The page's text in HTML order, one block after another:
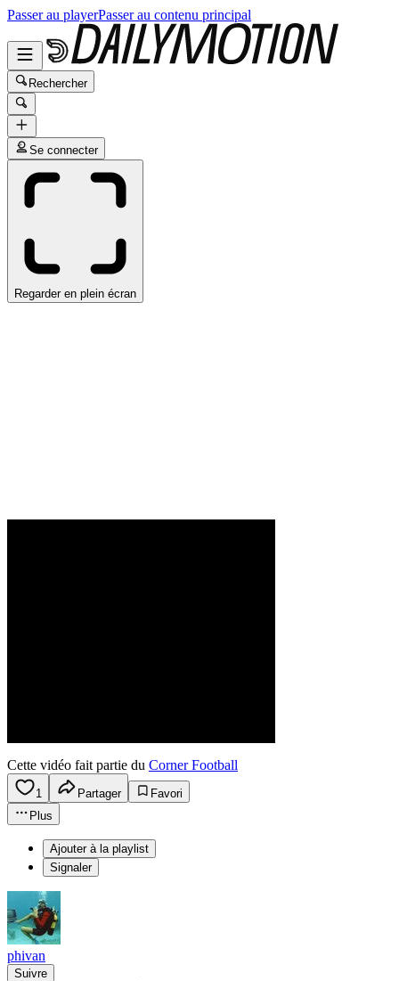
Passer au playerPasser au contenu principal
Rechercher
Se connecter
Regarder en plein écran
Cette vidéo fait partie du Corner Football
1 Partager
Favori
Plus
Ajouter à la playlist
Signaler
phivan
Suivre